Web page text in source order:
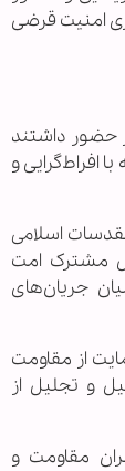
امنیت قرضی
حضور داشتند
افراط‌گرایی و
اسلامی
مشترک امت
جریان‌های
از مقاومت
و تجلیل از
مقاومت و